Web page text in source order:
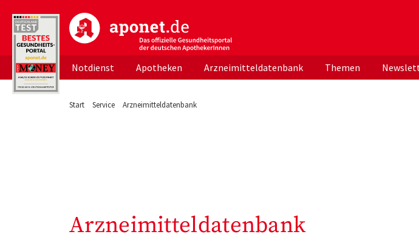
aponet.de - Das offizielle Gesundheitsportal der deutschen ApothekerInnen
Notdienst Apotheken Arzneimitteldatenbank Themen
Start Service Arzneimitteldatenbank
Arzneimitteldatenbank